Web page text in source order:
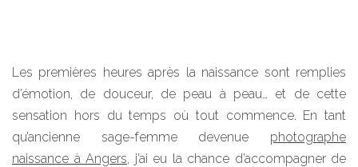
Les premières heures après la naissance sont remplies
d’émotion, de douceur, de peau à peau… et de cette
sensation hors du temps où tout commence. En tant
qu’ancienne sage-femme devenue photographe
naissance à Angers, j’ai eu la chance d’accompagner de